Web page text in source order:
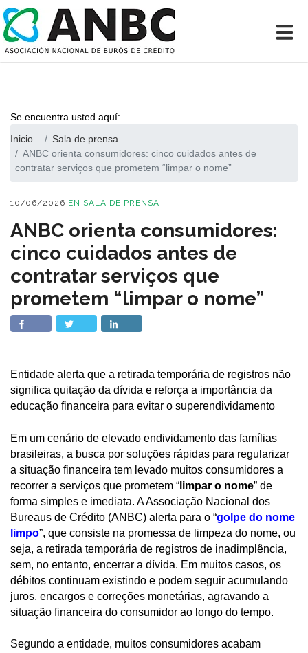
Se encuentra usted aquí:
Inicio
Sala de prensa
ANBC orienta consumidores: cinco cuidados antes de
contratar serviços que prometem “limpar o nome”
10/06/2026 EN SALA DE PRENSA
ANBC orienta consumidores:
cinco cuidados antes de
contratar serviços que
prometem “limpar o nome”
Entidade alerta que a retirada temporária de registros não
significa quitação da dívida e reforça a importância da
educação financeira para evitar o superendividamento
Em um cenário de elevado endividamento das famílias
brasileiras, a busca por soluções rápidas para regularizar
a situação financeira tem levado muitos consumidores a
recorrer a serviços que prometem “ limpar o nome” de
forma simples e imediata. A Associação Nacional dos
Bureaus de Crédito (ANBC) alerta para o “golpe do nome
limpo”, que consiste na promessa de limpeza do nome, ou
seja, a retirada temporária de registros de inadimplência,
sem, no entanto, encerrar a dívida. Em muitos casos, os
débitos continuam existindo e podem seguir acumulando
juros, encargos e correções monetárias, agravando a
situação financeira do consumidor ao longo do tempo.
Segundo a entidade, muitos consumidores acabam